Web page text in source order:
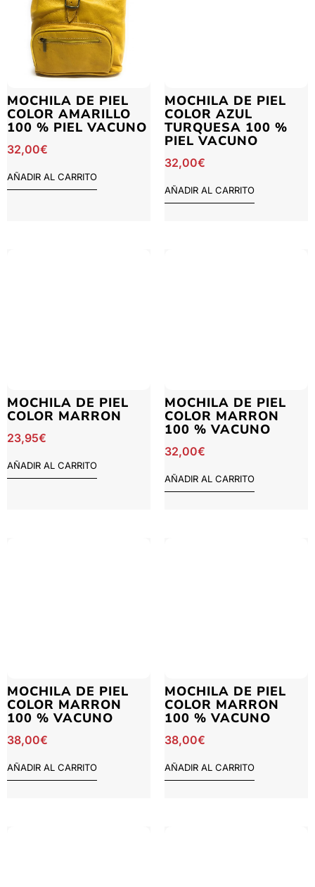
MOCHILA DE PIEL
COLOR AMARILLO
100 % PIEL VACUNO
32,00€
AÑADIR AL CARRITO
MOCHILA DE PIEL
COLOR AZUL
TURQUESA 100 %
PIEL VACUNO
32,00€
AÑADIR AL CARRITO
MOCHILA DE PIEL
COLOR MARRON
23,95€
AÑADIR AL CARRITO
MOCHILA DE PIEL
COLOR MARRON
100 % VACUNO
32,00€
AÑADIR AL CARRITO
MOCHILA DE PIEL
COLOR MARRON
100 % VACUNO
38,00€
AÑADIR AL CARRITO
MOCHILA DE PIEL
COLOR MARRON
100 % VACUNO
38,00€
AÑADIR AL CARRITO